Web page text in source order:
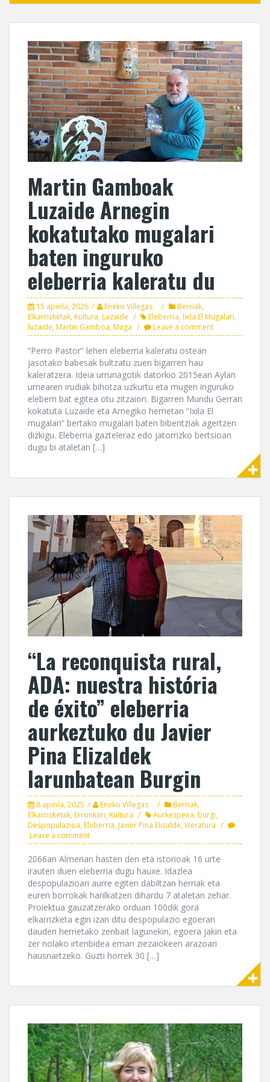
Martin Gamboak
Luzaide Arnegin
kokatutako mugalari
baten inguruko
eleberria kaleratu du
15 apirila, 2026 Eneko Villegas Berriak,
Elkarrizketak,Kultura,Luzaide Eleberria,Ixila El Mugalari,
luzaide,Martin Gamboa,Muga Leave a comment
“Perro Pastor” lehen eleberria kaleratu ostean
jasotako babesak bultzatu zuen bigarren hau
kaleratzera. Ideia urrunagotik datorkio 2015ean Aylan
umearen irudiak bihotza uzkurtu eta mugen inguruko
eleberri bat egitea otu zitzaion. Bigarren Mundu Gerran
kokatuta Luzaide eta Arnegiko herrietan “Ixila El
mugalari” bertako mugalari baten bibentziak agertzen
dizkigu. Eleberria gazteleraz edo jatorrizko bertsioan
dugu bi ataletan […]
“La reconquista rural,
ADA: nuestra história
de éxito” eleberria
aurkeztuko du Javier
Pina Elizaldek
larunbatean Burgin
8 apirila, 2025 Eneko Villegas Berriak,
Elkarrizketak,Erronkari,Kultura Aurkezpena,burgi,
Despopulazioa,Eleberria,Javier Pina Elizalde,literatura
Leave a comment
2066an Almerian hasten den eta istorioak 16 urte
irauten duen eleberria dugu hauxe. Idazlea
despopulazioari aurre egiten dabiltzan herriak eta
euren borrokak harilkatzen dihardu 7 ataletan zehar.
Proiektua gauzatzerako orduan 100dik gora
elkarrizketa egin izan ditu despopulazio egoeran
dauden herrietako zenbait lagunekin, egoera jakin eta
zer nolako irtenbidea eman ziezaiokeen arazoari
hausnartzeko. Guzti horrek 30 […]